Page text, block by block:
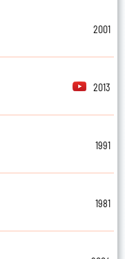
2001
2013
1991
1981